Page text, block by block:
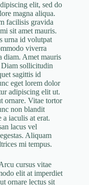
elit, sed do
magna aliqua.
facilisis gravida
sit amet mauris.
urna id volutpat
viverra
diam. Amet mauris
Diam sollicitudin
sagittis id
eget lorem dolor
adipiscing elit ut.
ornare. Vitae tortor
non blandit
a iaculis at erat.
lacus vel
Aliquam
mi tempus.
cursus vitae
elit at imperdiet
ornare lectus sit